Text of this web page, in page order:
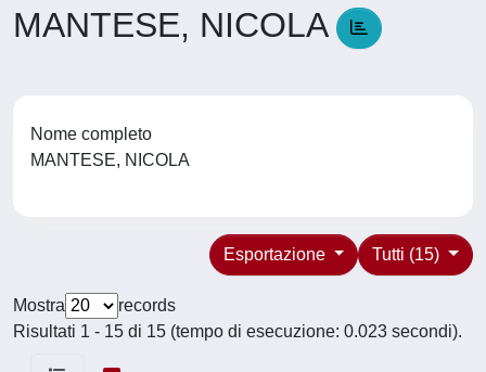
MANTESE, NICOLA
Nome completo
MANTESE, NICOLA
Tutti (15)
Esportazione
Mostra
records
Risultati 1 - 15 di 15 (tempo di esecuzione: 0.023 secondi).